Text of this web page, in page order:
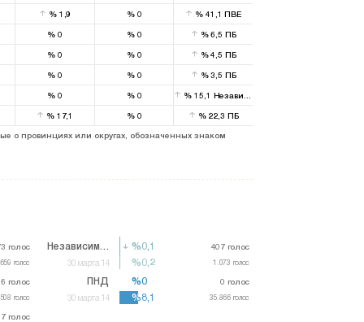
%1,9 %0 % 41,1ПВЕ
% 0 %0 %6,5 ПБ
% 0 %0 %4,5 ПБ
% 0 %0 %3,5 ПБ
% 0 %0 % 15,1 Независимый
%17,1 %0 %22,3 ПБ
о провинциях или округах, обозначенных знаком
голос
голос
голос
голос
голос
голос
659 голос
голос
659 голос
голос
Независимый
ПНД
%0,1 407 голос
%0 0 голос
%0,1 407 голос
%0
30 марта 14
30 марта 14
%0,2 1.073 голос
%8,1 35.866 голос
%0,2 1.073 голос
%8,1 35.866 голос